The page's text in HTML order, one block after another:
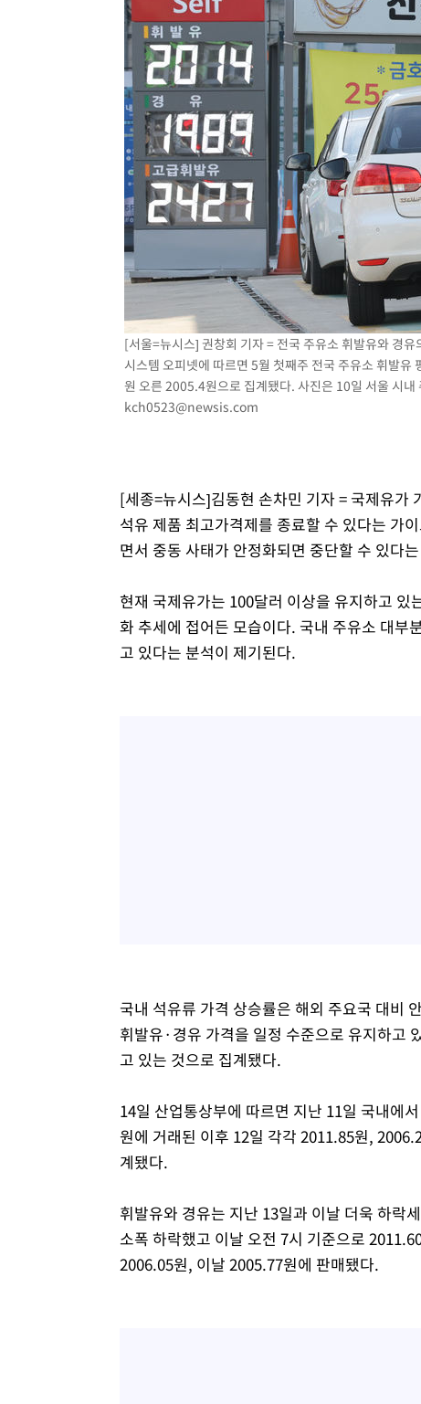
외국인 심판 성 접대 7경기 들여다보니…한국 축구 '5승 2
[속보]코스닥, 2.86포인트(0.36%) 내린 798.81마감
[속보]코스피, 6200선 약보합…0.60% 내린 6258.77에
[속보]원·달러 환율, 7.7원 내린 1416.1원 마감
[속보] 노원서 40.1도 관측…서울, 2018년 이후 첫 40도
[속보]종합특검, '계엄 수용공간 확보' 신용해 前교정본부장
외신들도 주목한 韓축구 파문…"국민적 공분에 수사 재개"
11시간 압수수색에 성접대 파문까지…'쑥대밭' 된 축구협회
[속보]규제합리화위원회 부위원장에 김태유 서울대 공대 교
[속보]국힘 윤리위, '돌려차기 발언' 진종오·서범수 징계 절
[속보] 7월 중국 수출 23.9%↑ 수입 27.5%↑…무역총액
[속보]'채상병 순직 책임' 임성근, 항소심도 징역 3년
[서울=뉴시스] 권창회 기자 = 전국 주유소 휘발유와 경
시스템 오피넷에 따르면 5월 첫째주 전국 주유소 휘발
원 오른 2005.4원으로 집계됐다. 사진은 10일 서울 시
kch0523@newsis.com
[세종=뉴시스]김동현 손차민 기자 = 국제유가
석유 제품 최고가격제를 종료할 수 있다는 가
면서 중동 사태가 안정화되면 중단할 수 있다
현재 국제유가는 100달러 이상을 유지하고
화 추세에 접어든 모습이다. 국내 주유소 대부
고 있다는 분석이 제기된다.
국내 석유류 가격 상승률은 해외 주요국 대비
휘발유·경유 가격을 일정 수준으로 유지하고
고 있는 것으로 집계됐다.
14일 산업통상부에 따르면 지난 11일 국내에
원에 거래된 이후 12일 각각 2011.85원,
계됐다.
휘발유와 경유는 지난 13일과 이날 더욱 하락
소폭 하락했고 이날 오전 7시 기준으로
2006.05원, 이날 2005.77원에 판매됐다.